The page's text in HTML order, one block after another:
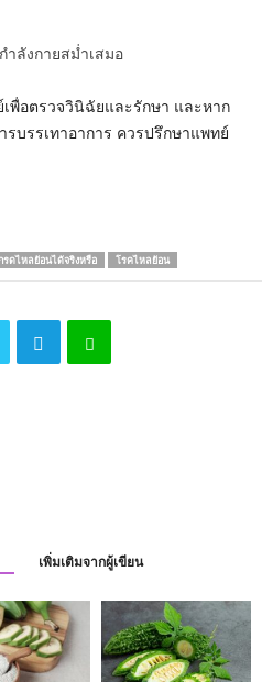
ำลังกายสม่ำเสมอ
พื่อตรวจวินิฉัยและรักษา และหาก
บรรเทาอาการ ควรปรึกษาแพทย์
ดไหลย้อนได้จริงหรือ โรคไหลย้อน
เพิ่มเติมจากผู้เขียน